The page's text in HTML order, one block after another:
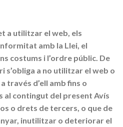
a utilitzar el web, els
amb la Llei, el
costums i l’ordre públic. De
s’obliga a no utilitzar el web o
través d’ell amb fins o
al contingut del present Avís
o drets de tercers, o que de
inutilitzar o deteriorar el